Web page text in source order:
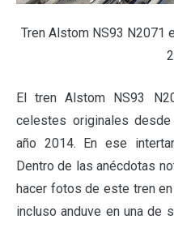
Tren Alstom NS93 N2071
El tren Alstom NS93
celestes originales
año 2014. En ese
Dentro de las anécdotas
hacer fotos de este tren
incluso anduve en una de